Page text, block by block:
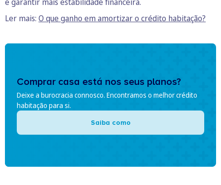
Ler mais: O que ganho em amortizar o crédito habitação?
Comprar casa está nos seus planos?
Deixe a burocracia connosco. Encontramos o melhor crédito
habitação para si.
Saiba como